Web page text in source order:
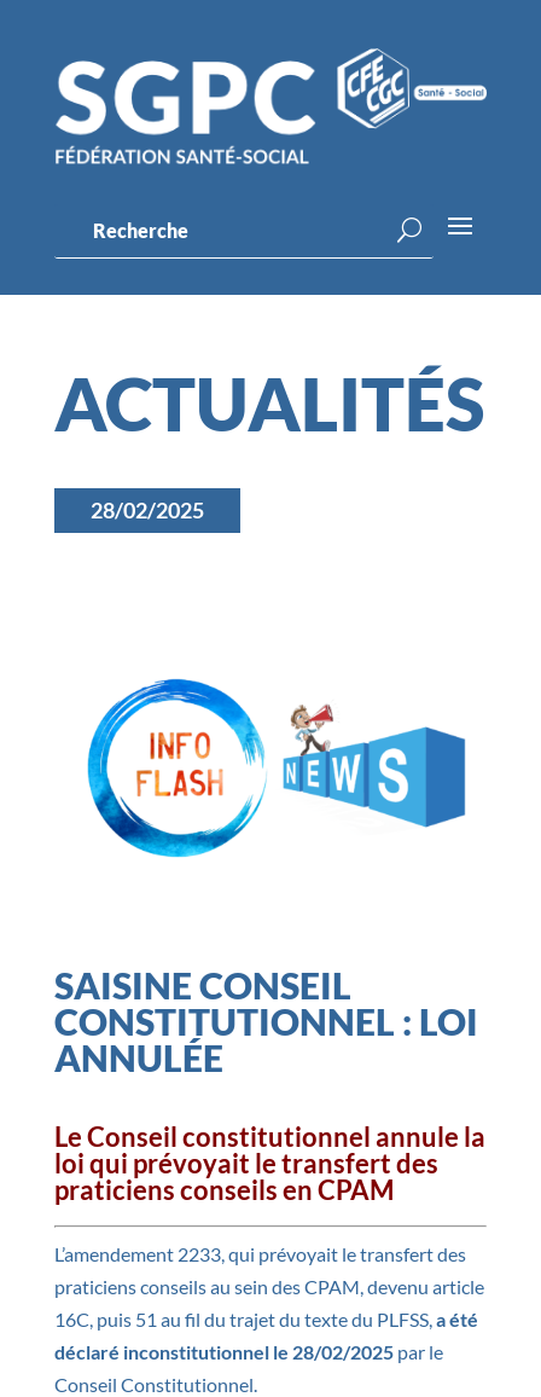
ACTUALITÉS
28/02/2025
SAISINE CONSEIL
CONSTITUTIONNEL : LOI
ANNULÉE
Le Conseil constitutionnel annule la
loi qui prévoyait le transfert des
praticiens conseils en CPAM
L’amendement 2233, qui prévoyait le transfert des
praticiens conseils au sein des CPAM, devenu article
16C, puis 51 au fil du trajet du texte du PLFSS, a été
déclaré inconstitutionnel le 28/02/2025par le
Conseil Constitutionnel.